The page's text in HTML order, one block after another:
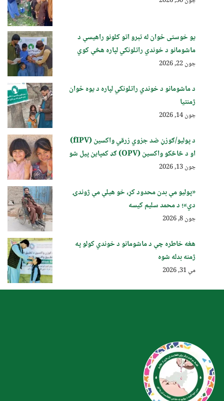
یو خوستی ځوان له تېرو اتو کلونو راهیسې د
ماشومانو د خوندي راتلونکي لپاره هڅې کوي
جون 22, 2026
د ماشومانو د خوندي راتلونکي لپاره د یوه ځوان
ژمنتیا
جون 14, 2026
د پولیو/ګوزڼ ضد جزوي زرقي واکسین (fIPV)
او د څاڅکو واکسین (OPV) ګډ کمپاین پيل شو
جون 13, 2026
«پولیو مې بدن محدود کړ، خو هیلې مې ژوندۍ
دي»؛ د محمد سلیم کیسه
جون 8, 2026
هغه خاطره چې د ماشومانو د خوندي کولو په
ژمنه بدله شوه
مې 31, 2026